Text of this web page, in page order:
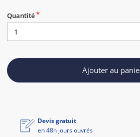
Quantité
Ajouter au
Devis gratuit
en 48h jours ouvrés